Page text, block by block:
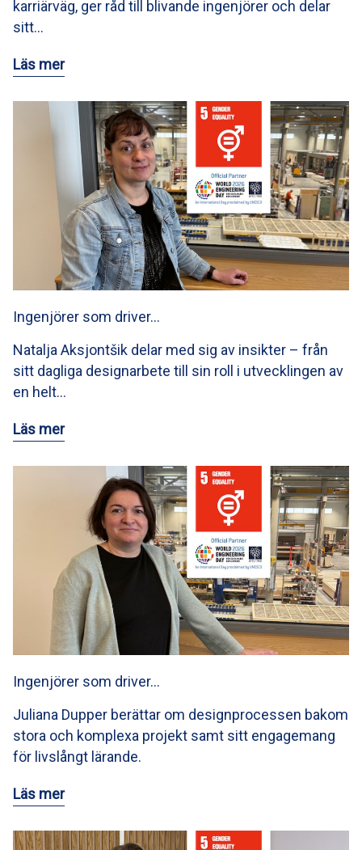
karriärväg, ger råd till blivande ingenjörer och delar
sitt…
Läs mer
Ingenjörer som driver…
Natalja Aksjontšik delar med sig av insikter – från
sitt dagliga designarbete till sin roll i utvecklingen av
en helt…
Läs mer
Ingenjörer som driver…
Juliana Dupper berättar om designprocessen bakom
stora och komplexa projekt samt sitt engagemang
för livslångt lärande.
Läs mer